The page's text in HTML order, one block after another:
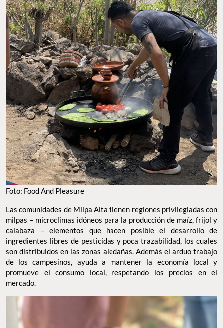
Foto: Food And Pleasure
Las comunidades de Milpa Alta tienen regiones privilegiadas con
milpas – microclimas idóneos para la producción de maíz, frijol y
calabaza – elementos que hacen posible el desarrollo de
ingredientes libres de pesticidas y poca trazabilidad, los cuales
son distribuidos en las zonas aledañas. Además el arduo trabajo
de los campesinos, ayuda a mantener la economía local y
promueve el consumo local, respetando los precios en el
mercado.